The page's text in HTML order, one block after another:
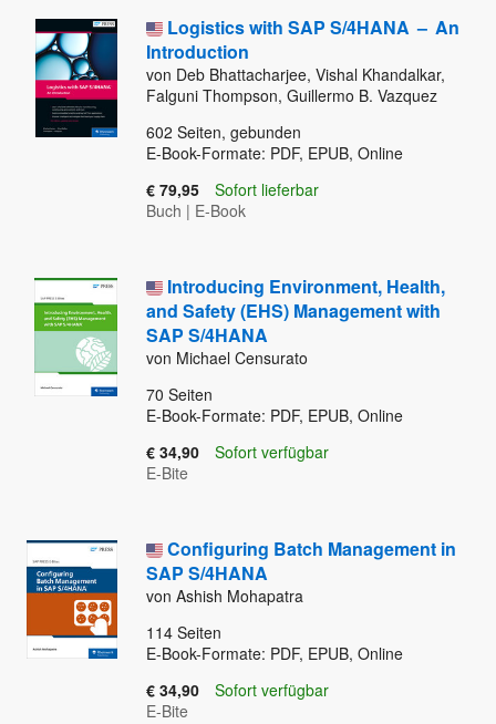
Logistics with SAP S/4HANA – An
Introduction
von Deb Bhattacharjee, Vishal Khandalkar,
Falguni Thompson, Guillermo B. Vazquez
602 Seiten, gebunden
E-Book-Formate: PDF, EPUB, Online
€ 79,95
Sofort lieferbar
Buch | E-Book
Introducing Environment, Health,
and Safety (EHS) Management with
SAP S/4HANA
von Michael Censurato
70 Seiten
E-Book-Formate: PDF, EPUB, Online
€ 34,90
Sofort verfügbar
E-Bite
Configuring Batch Management in
SAP S/4HANA
von Ashish Mohapatra
114 Seiten
E-Book-Formate: PDF, EPUB, Online
€ 34,90
Sofort verfügbar
E-Bite